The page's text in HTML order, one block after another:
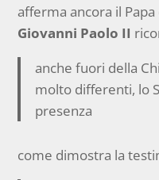
afferma ancora il
Giovanni Paolo II
anche fuori della
molto differenti, lo
presenza
come dimostra la